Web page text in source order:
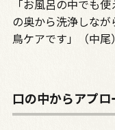
「お風呂の中でも
の奥から洗浄しな
鳥ケアです」（中尾）
口の中からアプロ